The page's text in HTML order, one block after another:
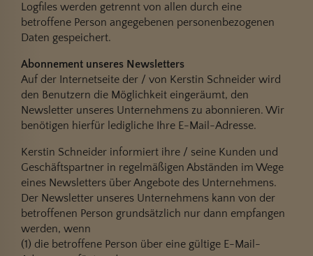
Logfiles werden getrennt von allen durch eine
betroffene Person angegebenen personenbezogenen
Daten gespeichert.
Abonnement unseres Newsletters
Auf der Internetseite der / von Kerstin Schneider wird
den Benutzern die Möglichkeit eingeräumt, den
Newsletter unseres Unternehmens zu abonnieren. Wir
benötigen hierfür ledigliche Ihre E-Mail-Adresse.
Kerstin Schneider informiert ihre / seine Kunden und
Geschäftspartner in regelmäßigen Abständen im Wege
eines Newsletters über Angebote des Unternehmens.
Der Newsletter unseres Unternehmens kann von der
betroffenen Person grundsätzlich nur dann empfangen
werden, wenn
(1) die betroffene Person über eine gültige E-Mail-